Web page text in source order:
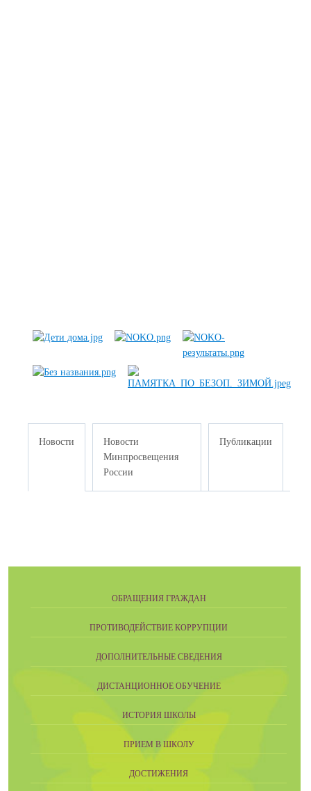
Новости
Новости
Минпросвещения
России
Публикации
ОБРАЩЕНИЯ ГРАЖДАН
ПРОТИВОДЕЙСТВИЕ КОРРУПЦИИ
ДОПОЛНИТЕЛЬНЫЕ СВЕДЕНИЯ
ДИСТАНЦИОННОЕ ОБУЧЕНИЕ
ИСТОРИЯ ШКОЛЫ
ПРИЕМ В ШКОЛУ
ДОСТИЖЕНИЯ